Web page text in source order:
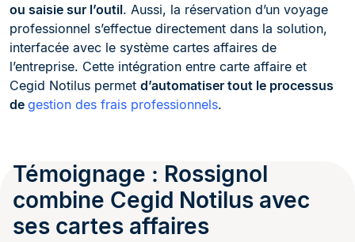
ou saisie sur l’outil. Aussi, la réservation d’un voyage
professionnel s’effectue directement dans la solution,
interfacée avec le système cartes affaires de
l’entreprise. Cette intégration entre carte affaire et
Cegid Notilus permet d’automatiser tout le processus
de gestion des frais professionnels.
Témoignage : Rossignol
combine Cegid Notilus avec
ses cartes affaires